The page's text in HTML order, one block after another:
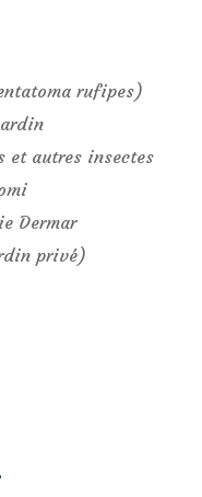
rufipes)
et autres insectes
Dermar
privé)